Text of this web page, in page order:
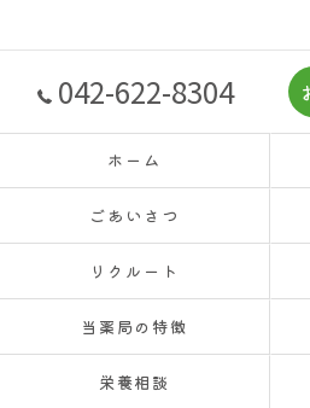
042-622-8304
ホーム
ごあいさつ
リクルート
当薬局の特徴
栄養相談